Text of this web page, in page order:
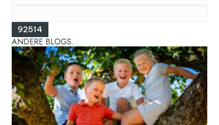
ANDERE BLOGS...